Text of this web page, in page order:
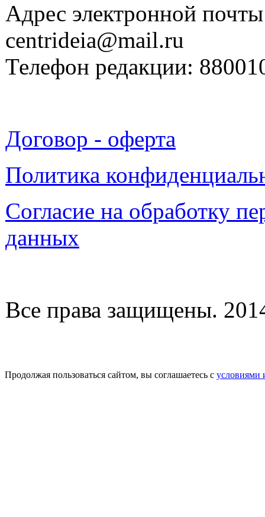
Адрес электронной
centrideia@mail.ru
Телефон редакции:
Договор - оферта
Политика
Согласие на обработку
данных
Все права защищены.
Продолжая пользоваться сайтом, вы соглашаетесь с условиями